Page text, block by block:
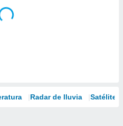
Radar de lluvia Satélites